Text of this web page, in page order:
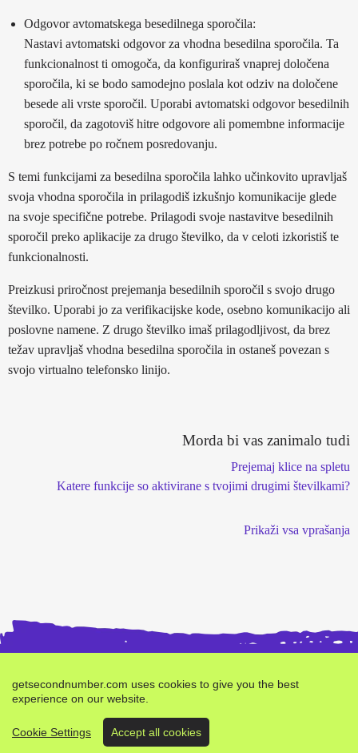
Odgovor avtomatskega besedilnega sporočila:
Nastavi avtomatski odgovor za vhodna besedilna sporočila. Ta
funkcionalnost ti omogoča, da konfiguriraš vnaprej določena
sporočila, ki se bodo samodejno poslala kot odziv na določene
besede ali vrste sporočil. Uporabi avtomatski odgovor besedilnih
sporočil, da zagotoviš hitre odgovore ali pomembne informacije
brez potrebe po ročnem posredovanju.
S temi funkcijami za besedilna sporočila lahko učinkovito upravljaš
svoja vhodna sporočila in prilagodiš izkušnjo komunikacije glede
na svoje specifične potrebe. Prilagodi svoje nastavitve besedilnih
sporočil preko aplikacije za drugo številko, da v celoti izkoristiš te
funkcionalnosti.
Preizkusi priročnost prejemanja besedilnih sporočil s svojo drugo
številko. Uporabi jo za verifikacijske kode, osebno komunikacijo ali
poslovne namene. Z drugo številko imaš prilagodljivost, da brez
težav upravljaš vhodna besedilna sporočila in ostaneš povezan s
svojo virtualno telefonsko linijo.
Morda bi vas zanimalo tudi
Prejemaj klice na spletu
Katere funkcije so aktivirane s tvojimi drugimi številkami?
Prikaži vsa vprašanja
Kupite drugo
odverifyr.com
Prijavi napako
getsecondnumber.com uses cookies to give you the best
experience on our website.
Cookie Settings Accept all cookies